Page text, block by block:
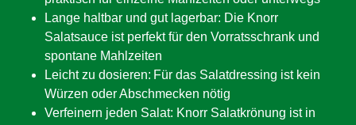
Lange haltbar und gut lagerbar: Die Knorr
Salatsauce ist perfekt für den Vorratsschrank und
spontane Mahlzeiten
Leicht zu dosieren: Für das Salatdressing ist kein
Würzen oder Abschmecken nötig
Verfeinern jeden Salat: Knorr Salatkrönung ist in